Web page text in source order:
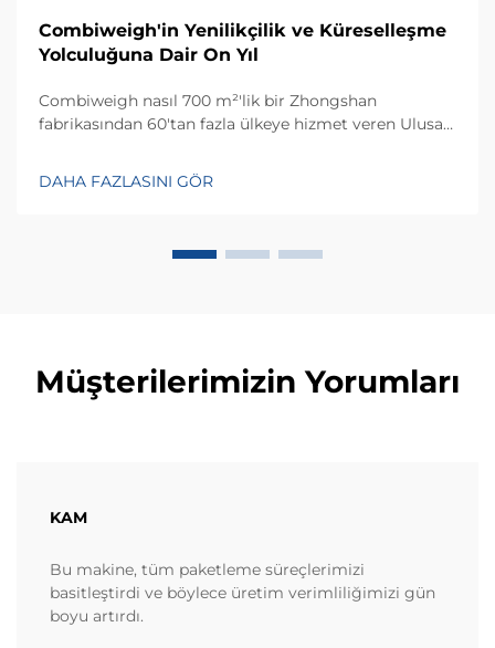
Combiweigh'in Yenilikçilik ve Küreselleşme
Yolculuğuna Dair On Yıl
Combiweigh nasıl 700 m²'lik bir Zhongshan
fabrikasından 60'tan fazla ülkeye hizmet veren Ulusal
çözümlerini keşfedin—bugün küresel OEM/ODM
DAHA FAZLASINI GÖR
Müşterilerimizin Yorumları
KAM
Bu makine, tüm paketleme süreçlerimizi
basitleştirdi ve böylece üretim verimliliğimizi gün
boyu artırdı.